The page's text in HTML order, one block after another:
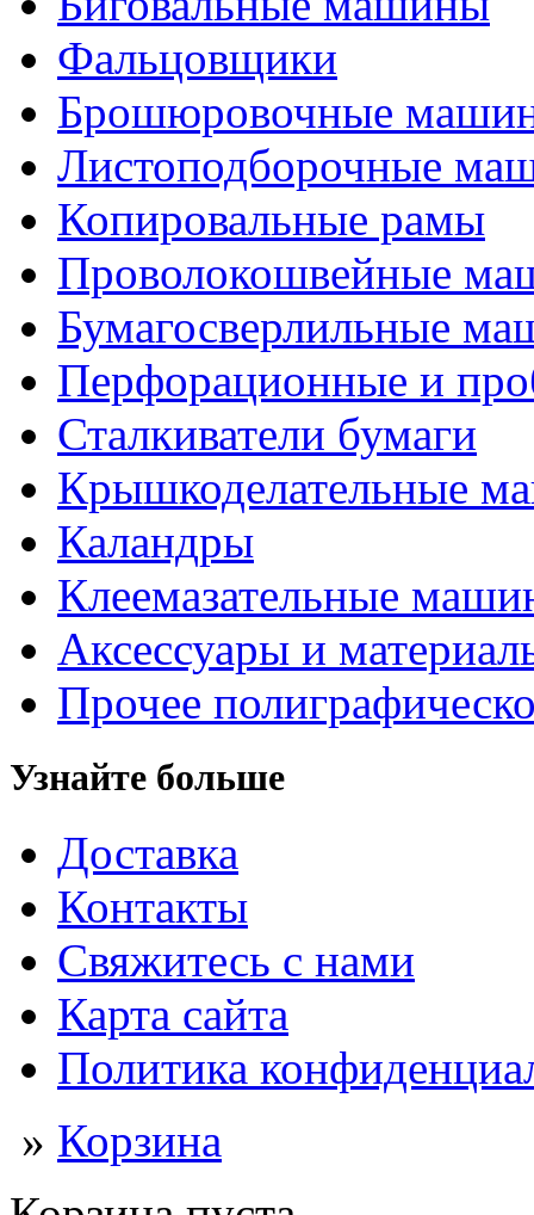
Фальцовщики
Брошюровочные
Листоподборочные
Копировальные рамы
Проволокошвейные
Бумагосверлильные
Перфорационные и
Сталкиватели бумаги
Крышкоделательные
Каландры
Клеемазательные
Аксеcсуары и
Прочее
Узнайте больше
Доставка
Контакты
Свяжитесь с нами
Карта сайта
Политика
» Корзина